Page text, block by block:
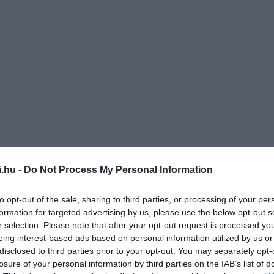
- Do Not Process My Personal Information
opt-out of the sale, sharing to third parties, or processing of your
for targeted advertising by us, please use the below opt-out
selection. Please note that after your opt-out request is processed
interest-based ads based on personal information utilized by us
to third parties prior to your opt-out. You may separately
of your personal information by third parties on the IAB’s list of
is bezártak az iskolákat, a tanulókat pedig hazaküldték.
hiszen a többség számára az iskola jelentette az
a gyerekek nagy részének semmi tennivalója,
amikor elindult a könyvekkel, hogy olvasnivalóval lássa el